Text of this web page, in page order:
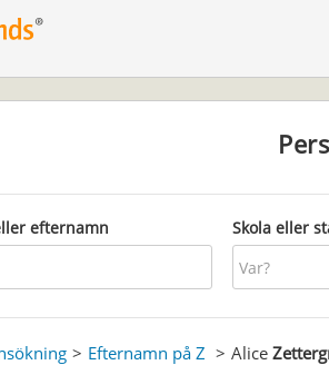
efternamn Skola eller
Efternamn på Z Alice